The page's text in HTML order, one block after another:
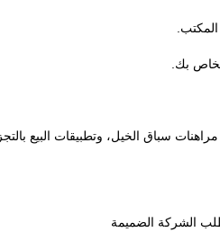
بك.
سباق الخيل، وتطبيقات البيع
الشركة الضميمة